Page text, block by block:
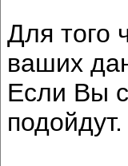
Для того
ваших
Если Вы
подойдут.